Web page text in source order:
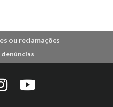
ou reclamações
denúncias